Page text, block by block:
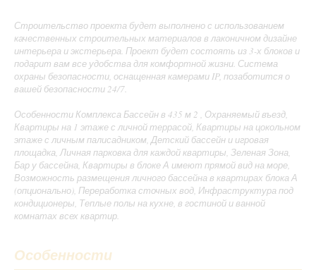
Строительство проекта будет выполнено с использованием
качественных строительных материалов в лаконичном дизайне
интерьера и экстерьера. Проект будет состоять из 3-х блоков и
подарит вам все удобства для комфортной жизни. Система
охраны безопасности, оснащенная камерами IP, позаботится о
вашей безопасности 24/7.
Особенности Комплекса Бассейн в 435 м 2 , Охраняемый въезд,
Квартиры на 1 этаже с личной террасой, Квартиры на цокольном
этаже с личным палисадником, Детский бассейн и игровая
площадка, Личная парковка для каждой квартиры, Зеленая Зона,
Бар у бассейна, Квартиры в блоке А имеют прямой вид на море,
Возможность размещения личного бассейна в квартирах блока А
(опционально), Переработка сточных вод, Инфраструктура под
кондиционеры, Теплые полы на кухне, в гостиной и ванной
комнатах всех квартир.
Особенности